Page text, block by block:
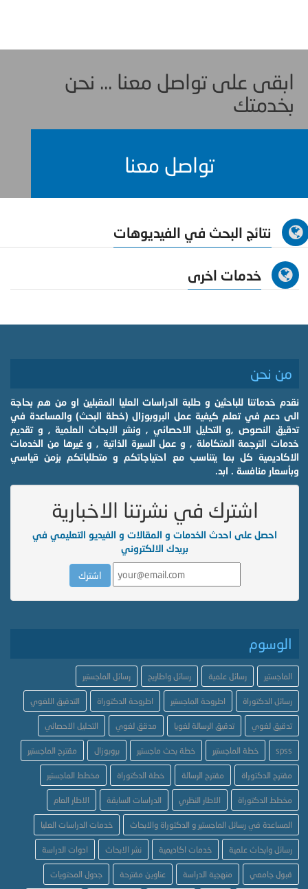
ابقى على تواصل معنا ... نحن
بخدمتك
تواصل معنا
نتائج البحث في الفيديوهات
خدمات اخرى
من نحن
نقدم خدماتنا للباحثين و طلبة الدراسات العليا المقبلين او من هم بحاجة
الى دعم في تعلم كيفية عمل البروبوزال (خطة البحث) والمساعدة في
تدقيق النصوص ,و التحليل الاحصائي , ونشر الابحاث العلمية , و تقديم
خدمات الترجمة المتكاملة , و عمل السيرة الذاتية , و غيرها من الخدمات
الاكاديمية كل بما يتناسب مع احتياجاتكم و متطلباتكم بزمن قياسي
وبأسعار منافسة . ابد.
اشترك في نشرتنا الاخبارية
احصل على احدث الخدمات و المقالات و الفيديو التعليمي في
بريدك الالكتروني
الوسوم
الماجستير رسائل علمية رسائل واطاريح رسائل الماجستير
رسائل الدكتوراة اطروحة الماجستير اطروحة الدكتوراة التدقيق اللغوي
تدقيق لغوي تدقيق الرسالة لغويا مدقق لغوي التحليل الاحصائي
spss خطة الماجستير خطة بحث ماجستير بروبوزال مقترح الماجستير
مقترح الدكتوراة مقترح الرسالة خطة الدكتوراة مخطط الماجستير
مخطط الدكتوراة الاطار النظري الدراسات السابقة الاطار العام
المساعدة في رسائل الماجستير و الدكتوراة والابحاث خدمات الدراسات العليا
رسائل وابحاث علمية خدمات اكاديمية نشر الابحاث ادوات الدراسة
قبول جامعي منهجية الدراسة عناوين مقترحة جدول المحتويات